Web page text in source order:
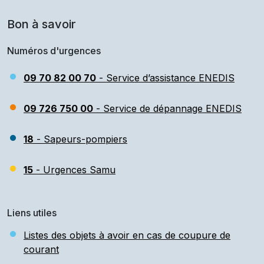
Bon à savoir
Numéros d'urgences
09 70 82 00 70 - Service d’assistance ENEDIS
09 726 750 00 - Service de dépannage ENEDIS
18 - Sapeurs-pompiers
15 - Urgences Samu
Liens utiles
Listes des objets à avoir en cas de coupure de
courant